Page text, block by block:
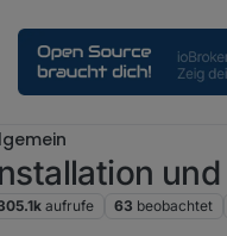
aufrufe 63 beobachtet